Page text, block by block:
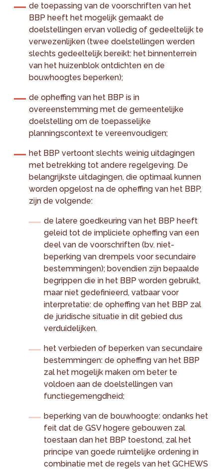
de toepassing van de voorschriften van het
BBP heeft het mogelijk gemaakt de
doelstellingen ervan volledig of gedeeltelijk te
verwezenlijken (twee doelstellingen werden
slechts gedeeltelijk bereikt: het binnenterrein
van het huizenblok ontdichten en de
bouwhoogtes beperken);
de opheffing van het BBP is in
overeenstemming met de gemeentelijke
doelstelling om de toepasselijke
planningscontext te vereenvoudigen;
het BBP vertoont slechts weinig uitdagingen
met betrekking tot andere regelgeving. De
belangrijkste uitdagingen, die optimaal kunnen
worden opgelost na de opheffing van het BBP,
zijn de volgende:
de latere goedkeuring van het BBP heeft
geleid tot de impliciete opheffing van een
deel van de voorschriften (bv. niet-
beperking van drempels voor secundaire
bestemmingen); bovendien zijn bepaalde
begrippen die in het BBP worden gebruikt,
maar niet gedefinieerd, vatbaar voor
interpretatie: de opheffing van het BBP zal
de juridische situatie in dit gebied dus
verduidelijken.
het verbieden of beperken van secundaire
bestemmingen: de opheffing van het BBP
zal het mogelijk maken om beter te
voldoen aan de doelstellingen van
functiegemengdheid;
beperking van de bouwhoogte: ondanks het
feit dat de GSV hogere gebouwen zal
toestaan dan het BBP toestond, zal het
principe van goede ruimtelijke ordening in
combinatie met de regels van het GCHEWS